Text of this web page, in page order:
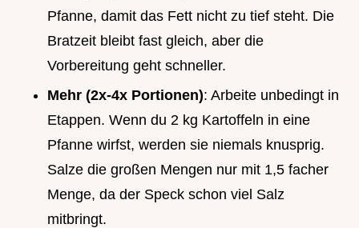
Pfanne, damit das Fett nicht zu tief steht. Die
Bratzeit bleibt fast gleich, aber die
Vorbereitung geht schneller.
Mehr (2x-4x Portionen): Arbeite unbedingt in
Etappen. Wenn du 2 kg Kartoffeln in eine
Pfanne wirfst, werden sie niemals knusprig.
Salze die großen Mengen nur mit 1,5 facher
Menge, da der Speck schon viel Salz
mitbringt.